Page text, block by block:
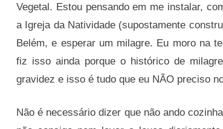
Vegetal. Estou pensando em me instalar,
a Igreja da Natividade (supostamente
Belém, e esperar um milagre. Eu moro na
fiz isso ainda porque o histórico de
gravidez e isso é tudo que eu NÃO preciso
Não é necessário dizer que não ando